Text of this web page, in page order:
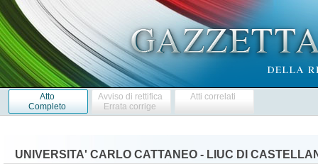
Atto
Completo
Avviso di rettifica
Errata corrige
Atti correlati
UNIVERSITA' CARLO CATTANEO - LIUC DI